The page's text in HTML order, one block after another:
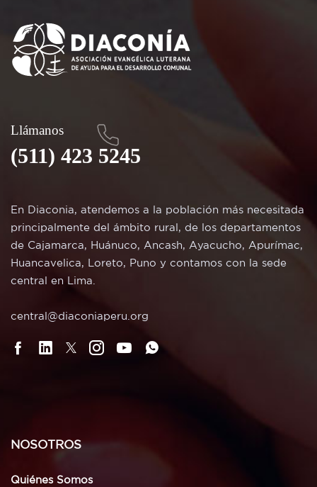
Llámanos
(511) 423 5245
En Diaconia, atendemos a la población más necesitada
principalmente del ámbito rural, de los departamentos
de Cajamarca, Huánuco, Ancash, Ayacucho, Apurímac,
Huancavelica, Loreto, Puno y contamos con la sede
central en Lima.
central@diaconiaperu.org
NOSOTROS
Quiénes Somos